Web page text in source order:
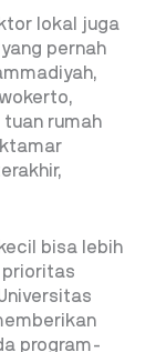
lokal juga
pernah
rumah
bisa lebih
prioritas
program-